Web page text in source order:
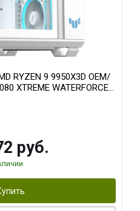
RYZEN 9 9950X3D OEM/
XTREME WATERFORCE
руб.